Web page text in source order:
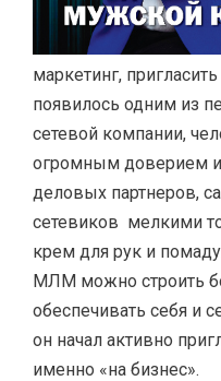
маркетинг,
появилось одним из
сетевой компании,
огромным доверием и
деловых партнеров,
сетевиков мелкими
крем для рук и
МЛМ можно строить
обеспечивать себя и
он начал активно
именно «на бизнес».